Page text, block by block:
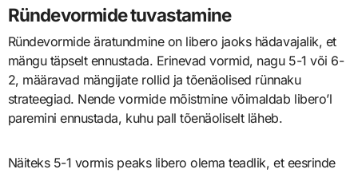
Ründevormide tuvastamine
Ründevormide äratundmine on libero jaoks hädavajalik, et
mängu täpselt ennustada. Erinevad vormid, nagu 5-1 või 6-
2, määravad mängijate rollid ja tõenäolised rünnaku
strateegiad. Nende vormide mõistmine võimaldab libero’l
paremini ennustada, kuhu pall tõenäoliselt läheb.
Näiteks 5-1 vormis peaks libero olema teadlik, et eesrinde